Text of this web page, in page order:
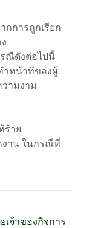
กการถูกเรียก
รณีดังต่อไปนี้
หน้าที่ของผู้
ามงาม
ร้าย
าน ในกรณีที่
เจ้าของกิจการ